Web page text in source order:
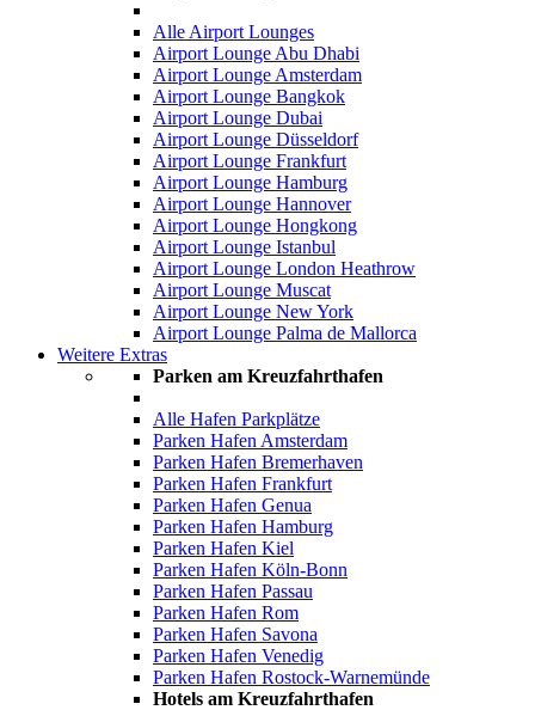
Alle Airport Lounges
Airport Lounge Abu Dhabi
Airport Lounge Amsterdam
Airport Lounge Bangkok
Airport Lounge Dubai
Airport Lounge Düsseldorf
Airport Lounge Frankfurt
Airport Lounge Hamburg
Airport Lounge Hannover
Airport Lounge Hongkong
Airport Lounge Istanbul
Airport Lounge London Heathrow
Airport Lounge Muscat
Airport Lounge New York
Airport Lounge Palma de Mallorca
Weitere Extras
Parken am Kreuzfahrthafen
Alle Hafen Parkplätze
Parken Hafen Amsterdam
Parken Hafen Bremerhaven
Parken Hafen Frankfurt
Parken Hafen Genua
Parken Hafen Hamburg
Parken Hafen Kiel
Parken Hafen Köln-Bonn
Parken Hafen Passau
Parken Hafen Rom
Parken Hafen Savona
Parken Hafen Venedig
Parken Hafen Rostock-Warnemünde
Hotels am Kreuzfahrthafen